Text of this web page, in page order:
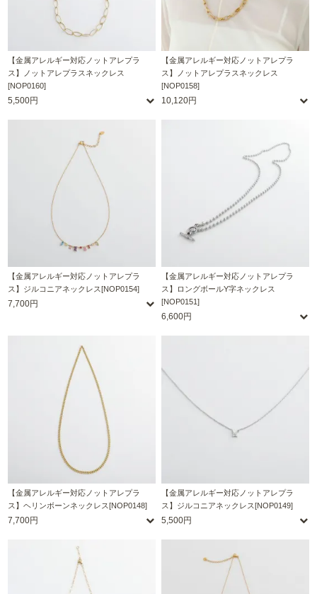
【金属アレルギー対応ノットアレプラ
ス】ノットアレプラスネックレス
[NOP0160]
5,500円
【金属アレルギー対応ノットアレプラ
ス】ノットアレプラスネックレス
[NOP0158]
10,120円
【金属アレルギー対応ノットアレプラ
ス】ジルコニアネックレス[NOP0154]
7,700円
【金属アレルギー対応ノットアレプラ
ス】ロングボールY字ネックレス
[NOP0151]
6,600円
【金属アレルギー対応ノットアレプラ
ス】ヘリンボーンネックレス[NOP0148]
7,700円
【金属アレルギー対応ノットアレプラ
ス】ジルコニアネックレス[NOP0149]
5,500円